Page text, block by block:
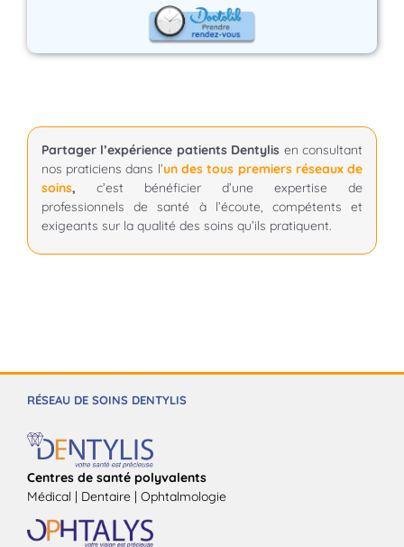
Partager l’expérience patients Dentylis en consultant
nos praticiens dans l’un des tous premiers réseaux de
soins, c’est bénéficier d’une expertise de
professionnels de santé à l’écoute, compétents et
exigeants sur la qualité des soins qu’ils pratiquent.
RÉSEAU DE SOINS DENTYLIS
Centres de santé polyvalents
Médical | Dentaire | Ophtalmologie